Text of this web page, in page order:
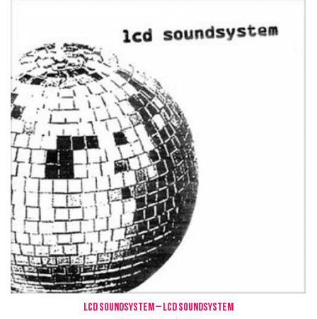
LCD SOUNDSYSTEM – LCD Soundsystem